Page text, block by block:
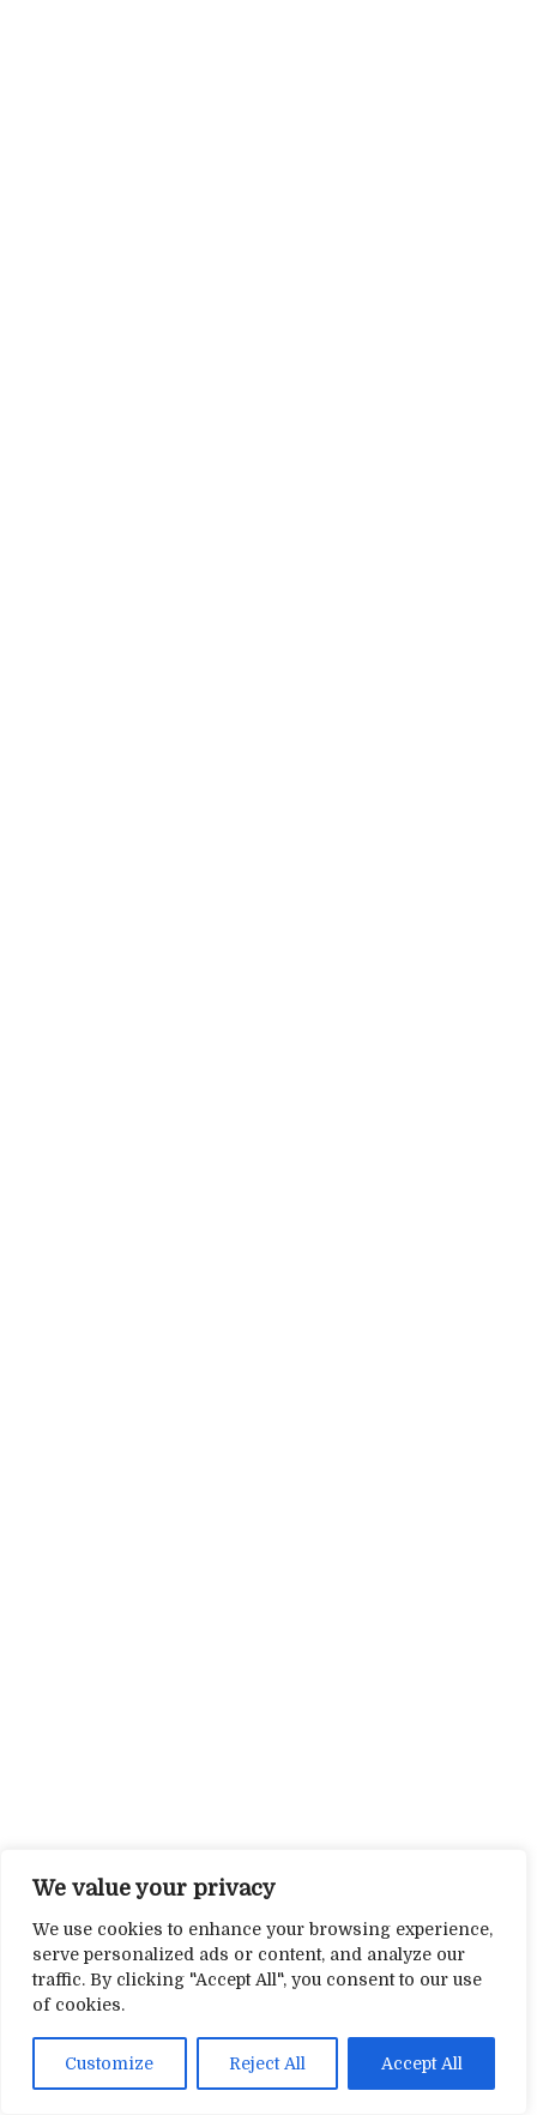
We value your privacy
We use cookies to enhance your browsing experience,
serve personalized ads or content, and analyze our
traffic. By clicking "Accept All", you consent to our use
of cookies.
Customize Reject All Accept All